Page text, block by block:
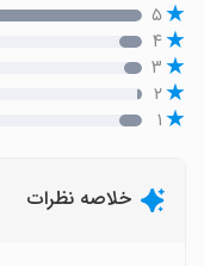
۵
۴
۳
۲
۱
خلاصه نظرات